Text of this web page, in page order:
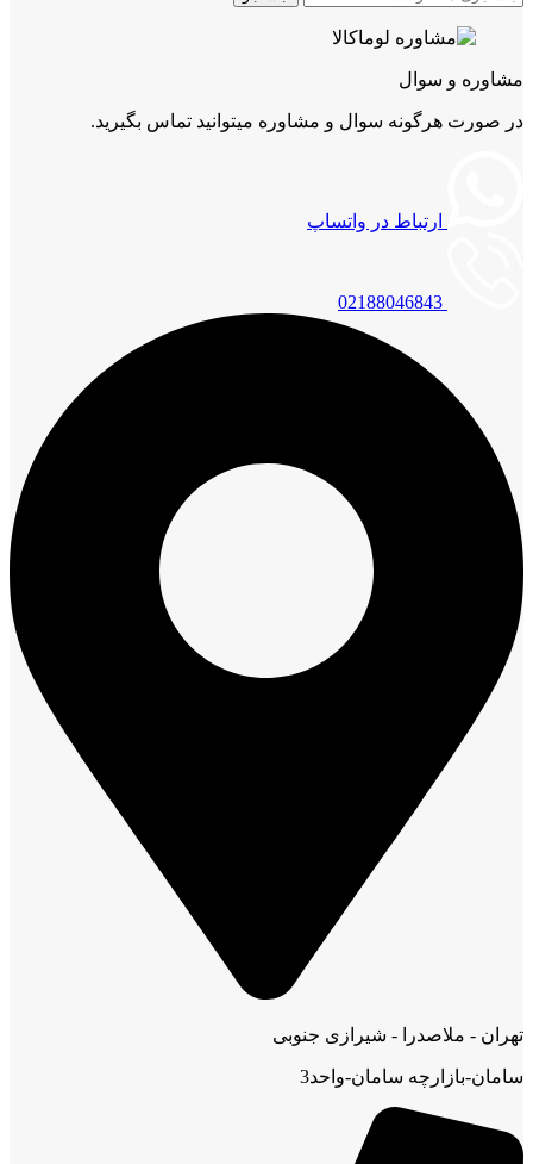
مشاوره و سوال
در صورت هرگونه سوال و مشاوره میتوانید تماس بگیرید.
ارتباط در واتساپ
02188046843
تهران - ملاصدرا - شیرازی جنوبی
سامان-بازارچه سامان-واحد3